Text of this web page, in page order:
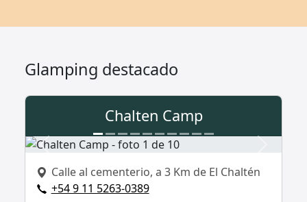
Glamping destacado
Chalten Camp
Calle al cementerio, a 3 Km de El Chaltén
+54 9 11 5263-0389
Anterior